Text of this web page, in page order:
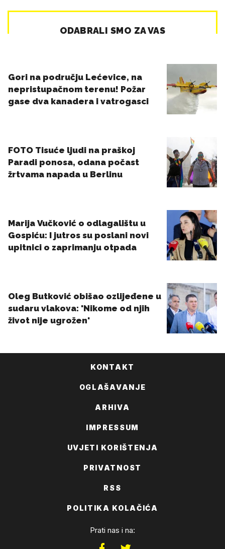
KONTAKT
OGLAŠAVANJE
ARHIVA
IMPRESSUM
UVJETI KORIŠTENJA
PRIVATNOST
RSS
POLITIKA KOLAČIĆA
Prati nas i na: